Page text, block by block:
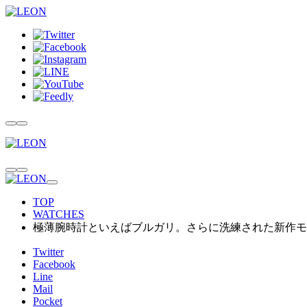
TOP
WATCHES
極薄腕時計といえばブルガリ。さらに洗練された新作
Twitter
Facebook
Line
Mail
Pocket